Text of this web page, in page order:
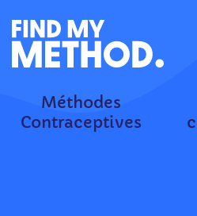
Méthodes
Contraceptives